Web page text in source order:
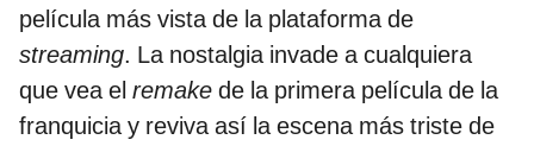
película más vista de la plataforma de
streaming. La nostalgia invade a cualquiera
que vea el remake de la primera película de la
franquicia y reviva así la escena más triste de